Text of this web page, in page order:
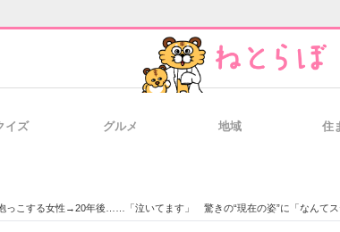
イズ グルメ 地域 住
する女性→20年後……「泣いてます」 驚きの“現在の姿”に「なんてステキ」「いい笑顔！